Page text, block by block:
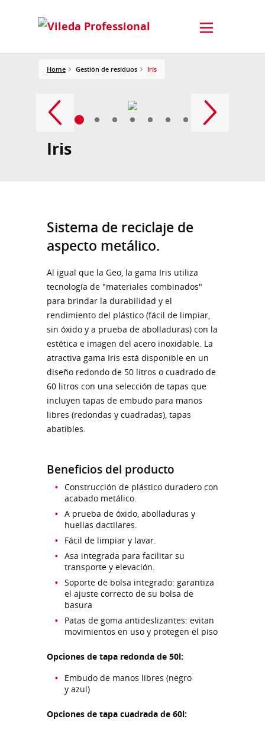
Home Gestión de residuos Iris
Iris
Sistema de reciclaje de
aspecto metálico.
Al igual que la Geo, la gama Iris utiliza
tecnología de "materiales combinados"
para brindar la durabilidad y el
rendimiento del plástico (fácil de limpiar,
sin óxido y a prueba de abolladuras) con la
estética e imagen del acero inoxidable. La
atractiva gama Iris está disponible en un
diseño redondo de 50 litros o cuadrado de
60 litros con una selección de tapas que
incluyen tapas de embudo para manos
libres (redondas y cuadradas), tapas
abatibles.
Beneficios del producto
Construcción de plástico duradero con
acabado metálico.
A prueba de óxido, abolladuras y
huellas dactilares.
Fácil de limpiar y lavar.
Asa integrada para facilitar su
transporte y elevación.
Soporte de bolsa integrado: garantiza
el ajuste correcto de su bolsa de
basura
Patas de goma antideslizantes: evitan
movimientos en uso y protegen el piso
Opciones de tapa redonda de 50l:
Embudo de manos libres (negro
y azul)
Opciones de tapa cuadrada de 60l: